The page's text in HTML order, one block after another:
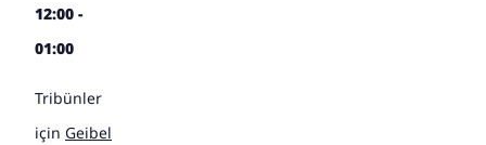
12:00 -
01:00
Tribünler
için Geibel